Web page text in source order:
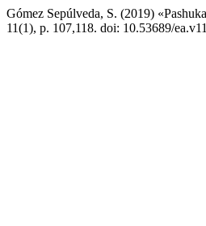
Gómez Sepúlveda, S. (2019)
11(1), p. 107,118. doi: 10.53689/